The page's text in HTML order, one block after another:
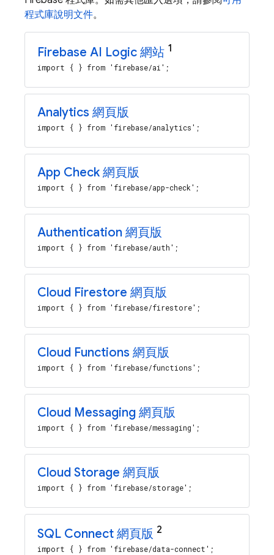
程式庫說明文件。
Firebase AI Logic 網站 1
import { } from 'firebase/ai';
Analytics 網頁版
import { } from 'firebase/analytics';
App Check 網頁版
import { } from 'firebase/app-check';
Authentication 網頁版
import { } from 'firebase/auth';
Cloud Firestore 網頁版
import { } from 'firebase/firestore';
Cloud Functions 網頁版
import { } from 'firebase/functions';
Cloud Messaging 網頁版
import { } from 'firebase/messaging';
Cloud Storage 網頁版
import { } from 'firebase/storage';
SQL Connect 網頁版 2
import { } from 'firebase/data-connect';